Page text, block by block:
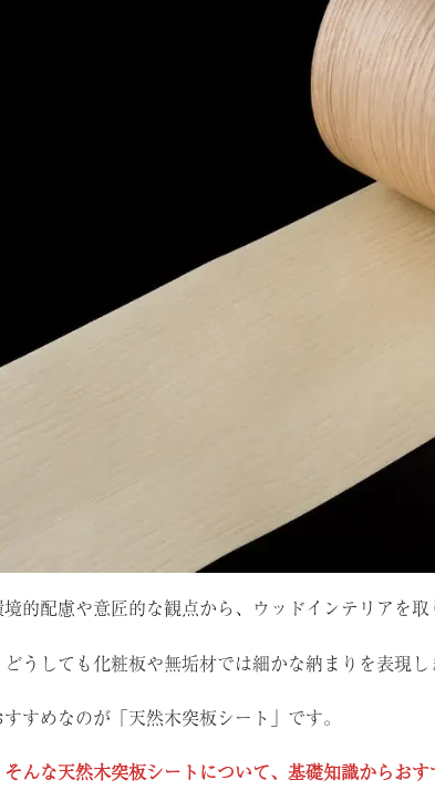
的配慮や意匠的な観点から、ウッドインテリアを取
どうしても化粧板や無垢材では細かな納まりを表現し
すめなのが「天然木突板シート」です。
んな天然木突板シートについて、基礎知識からお